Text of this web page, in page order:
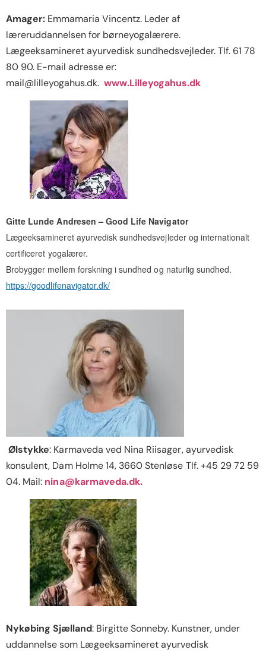
Amager: Emmamaria Vincentz. Leder af
læreruddannelsen for børneyogalærere.
Lægeeksamineret ayurvedisk sundhedsvejleder. Tlf. 61 78
80 90. E-mail adresse er:
mail@lilleyogahus.dk. www.Lilleyogahus.dk
Gitte Lunde Andresen – Good Life Navigator
Lægeeksamineret ayurvedisk sundhedsvejleder og internationalt
certificeret yogalærer.
Brobygger mellem forskning i sundhed og naturlig sundhed.
https://goodlifenavigator.dk/
Ølstykke: Karmaveda ved Nina Riisager, ayurvedisk
konsulent, Dam Holme 14, 3660 Stenløse Tlf. +45 29 72 59
04. Mail: nina@karmaveda.dk.
Nykøbing Sjælland: Birgitte Sonneby. Kunstner, under
uddannelse som Lægeeksamineret ayurvedisk